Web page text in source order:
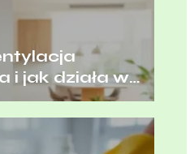
i jak działa w